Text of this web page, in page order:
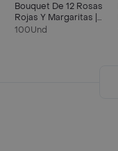
Bouquet De 12 Rosas
Rojas Y Margaritas |
No Llegues Con Las
100Und